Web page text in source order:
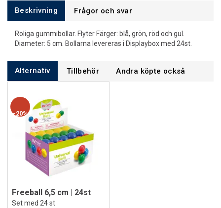
Beskrivning Frågor och svar
Roliga gummibollar. Flyter Färger: blå, grön, röd och gul.
Diameter: 5 cm. Bollarna levereras i Displaybox med 24st.
Alternativ Tillbehör Andra köpte också
20%
Freeball 6,5 cm | 24st
Set med 24 st